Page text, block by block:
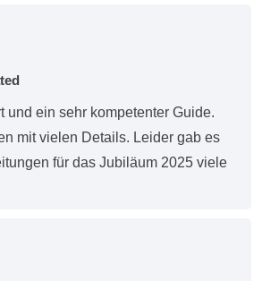
und ein sehr kompetenter Guide.
mit vielen Details. Leider gab es
für das Jubiläum 2025 viele